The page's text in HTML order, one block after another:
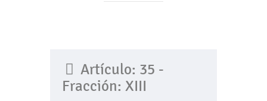
Artículo: 35 -
Fracción: XIII